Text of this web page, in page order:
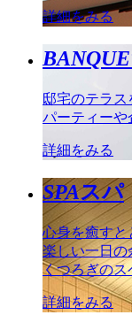
詳細をみる
邸宅のテラス
パーティーや
詳細をみる
SPAスパ
心身を癒すと
楽しい一日の
くつろぎのス
詳細をみる